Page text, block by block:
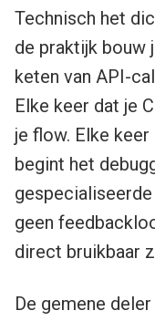
Technisch het
de praktijk bouw
keten van API-
Elke keer dat je
je flow. Elke
begint het
geen
direct bruikbaar
De gemene